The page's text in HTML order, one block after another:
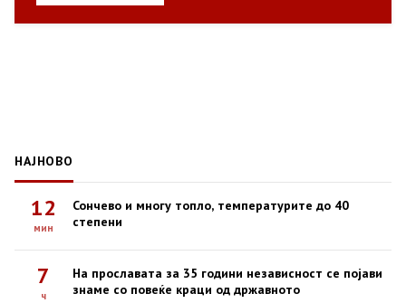
НАЈНОВО
12
мин
Сончево и многу топло, температурите до 40
степени
7
ч
На прославата за 35 години независност се појави
знаме со повеќе краци од државното